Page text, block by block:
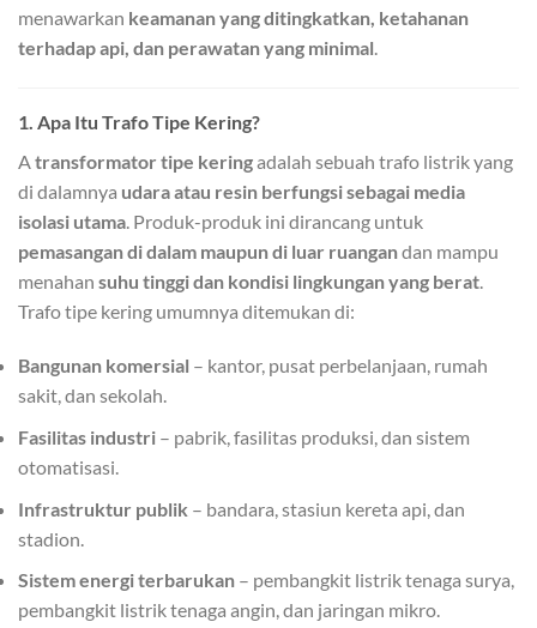
menawarkan keamanan yang ditingkatkan, ketahanan
terhadap api, dan perawatan yang minimal
1. Apa Itu Trafo Tipe Kering?
A transformator tipe keringadalah sebuah trafo listrik yang
di dalamnya udara atau resin berfungsi sebagai media
isolasi utama . Produk-produk ini dirancang untuk
pemasangan di dalam maupun di luar ruangandan mampu
menahan suhu tinggi dan kondisi lingkungan yang berat
Trafo tipe kering umumnya ditemukan di:
Bangunan komersial – kantor, pusat perbelanjaan, rumah
sakit, dan sekolah.
Fasilitas industri – pabrik, fasilitas produksi, dan sistem
otomatisasi.
Infrastruktur publik – bandara, stasiun kereta api, dan
stadion.
Sistem energi terbarukan – pembangkit listrik tenaga surya,
pembangkit listrik tenaga angin, dan jaringan mikro.